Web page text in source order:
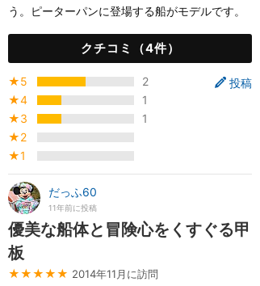
う。ピーターパンに登場する船がモデルです。
クチコミ（4件）
投稿
★5
2
★4
1
★3
1
★2
★1
だっふ60
11年前に投稿
優美な船体と冒険心をくすぐる甲
板
★★★★★ 2014年11月に訪問